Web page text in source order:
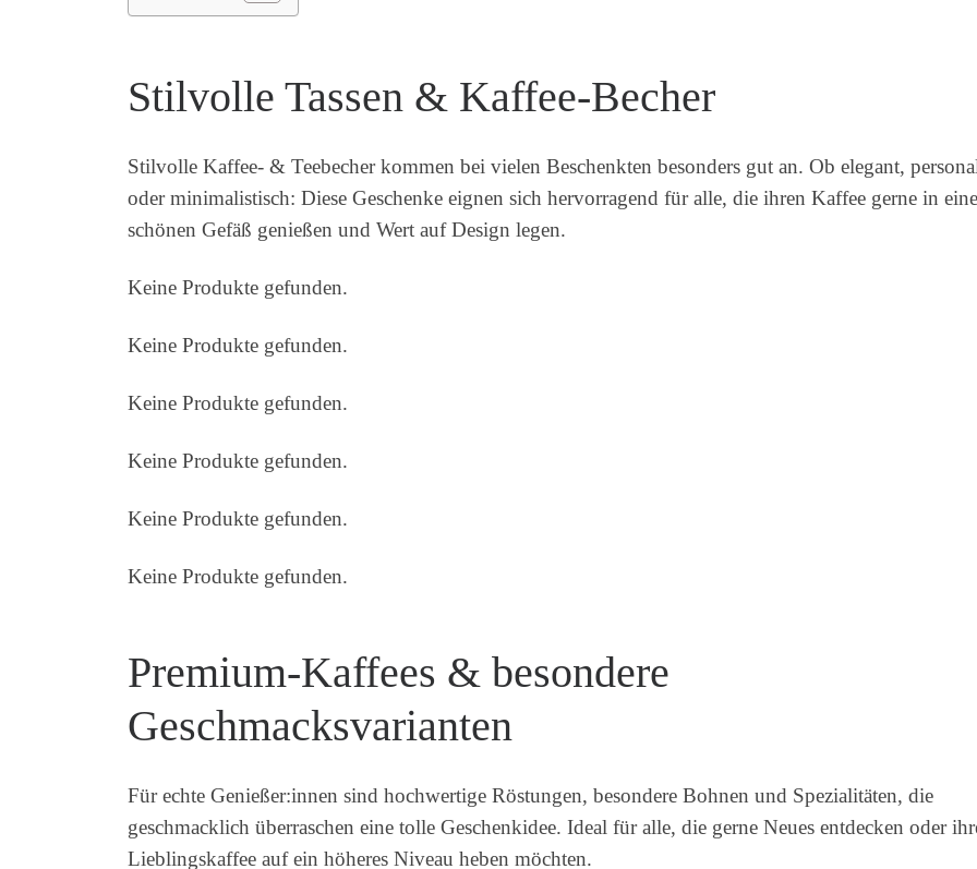
Stilvolle Tassen & Kaffee-Becher
Stilvolle Kaffee- & Teebecher kommen bei vielen Beschenkten besonders gut an. Ob elegant,
oder minimalistisch: Diese Geschenke eignen sich hervorragend für alle, die ihren Kaffee gerne in
schönen Gefäß genießen und Wert auf Design legen.
Keine Produkte gefunden.
Keine Produkte gefunden.
Keine Produkte gefunden.
Keine Produkte gefunden.
Keine Produkte gefunden.
Keine Produkte gefunden.
Premium-Kaffees & besondere
Geschmacksvarianten
Für echte Genießer:innen sind hochwertige Röstungen, besondere Bohnen und Spezialitäten, die
geschmacklich überraschen eine tolle Geschenkidee. Ideal für alle, die gerne Neues entdecken oder
Lieblingskaffee auf ein höheres Niveau heben möchten.